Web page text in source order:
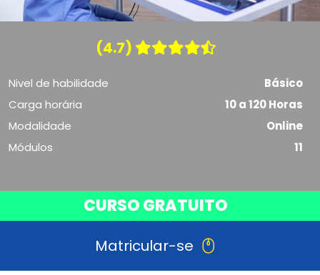
(4.7)
Nivel de habilidade
Básico
Carga horária
10 a 120 Horas
Modalidade
Online
Módulos
11
CURSO GRATUITO
Matricular-se